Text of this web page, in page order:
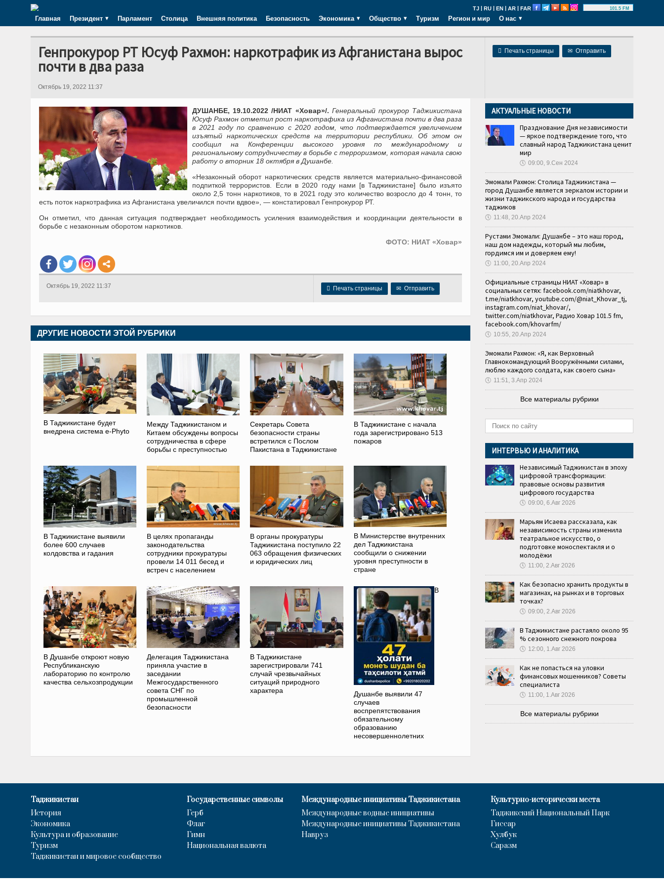
TJ | RU | EN | AR | FAR 101.5 FM
Главная Президент Парламент Столица Внешняя политика Безопасность Экономика Общество Туризм Регион и мир О нас
 Печать страницы ✉ Отправить
Генпрокурор РТ Юсуф Рахмон: наркотрафик из Афганистана вырос
почти в два раза
Октябрь 19, 2022 11:37
ДУШАНБЕ, 19.10.2022 /НИАТ «Ховар»/. Генеральный прокурор Таджикистана
Юсуф Рахмон отметил рост наркотрафика из Афганистана почти в два раза
в 2021 году по сравнению с 2020 годом, что подтверждается увеличением
изъятый наркотических средств на территории республики. Об этом он
сообщил на Конференции высокого уровня по международному и
региональному сотрудничеству в борьбе с терроризмом, которая начала свою
работу о вторник 18 октября в Душанбе.
«Незаконный оборот наркотических средств является материально-финансовой
подпиткой террористов. Если в 2020 году нами [в Таджикистане] было изъято
около 2,5 тонн наркотиков, то в 2021 году это количество возросло до 4 тонн, то
есть поток наркотрафика из Афганистана увеличился почти вдвое», — констатировал Генпрокурор РТ.
Он отметил, что данная ситуация подтверждает необходимость усиления взаимодействия и координации деятельности в
борьбе с незаконным оборотом наркотиков.
ФОТО: НИАТ «Ховар»
 Печать страницы ✉ Отправить
Октябрь 19, 2022 11:37
ДРУГИЕ НОВОСТИ ЭТОЙ РУБРИКИ
В Таджикистане будет
внедрена система e-Phyto
Между Таджикистаном и
Китаем обсуждены вопросы
сотрудничества в сфере
борьбы с преступностью
Секретарь Совета
безопасности страны
встретился с Послом
Пакистана в Таджикистане
В Таджикистане с начала
года зарегистрировано 513
пожаров
В Таджикистане выявили
более 600 случаев
колдовства и гадания
В целях пропаганды
законодательства
сотрудники прокуратуры
провели 14 011 бесед и
встреч с населением
В органы прокуратуры
Таджикистана поступило 22
063 обращения физических
и юридических лиц
В Министерстве внутренних
дел Таджикистана
сообщили о снижении
уровня преступности в
стране
В Душанбе откроют новую
Республиканскую
лабораторию по контролю
качества сельхозпродукции
Делегация Таджикистана
приняла участие в
заседании
Межгосударственного
совета СНГ по
промышленной
безопасности
В Таджикистане
зарегистрировали 741
случай чрезвычайных
ситуаций природного
характера
В
Душанбе выявили 47
случаев
воспрепятствования
обязательному
образованию
несовершеннолетних
АКТУАЛЬНЫЕ НОВОСТИ
Празднование Дня независимости
— яркое подтверждение того, что
славный народ Таджикистана ценит
мир
🕔 09:00, 9.Сен 2024
Эмомали Рахмон: Столица Таджикистана —
город Душанбе является зеркалом истории и
жизни таджикского народа и государства
таджиков
🕔 11:48, 20.Апр 2024
Рустами Эмомали: Душанбе – это наш город,
наш дом надежды, который мы любим,
гордимся им и доверяем ему!
🕔 11:00, 20.Апр 2024
Официальные страницы НИАТ «Ховар» в
социальных сетях: facebook.com/niatkhovar,
t.me/niatkhovar, youtube.com/@niat_Khovar_tj,
instagram.com/niat_khovar/,
twitter.com/niatkhovar, Радио Ховар 101.5 fm,
facebook.com/khovarfm/
🕔 10:55, 20.Апр 2024
Эмомали Рахмон: «Я, как Верховный
Главнокомандующий Вооружёнными силами,
люблю каждого солдата, как своего сына»
🕔 11:51, 3.Апр 2024
Все материалы рубрики
ИНТЕРВЬЮ И АНАЛИТИКА
Независимый Таджикистан в эпоху
цифровой трансформации:
правовые основы развития
цифрового государства
🕔 09:00, 6.Авг 2026
Марьям Исаева рассказала, как
независимость страны изменила
театральное искусство, о
подготовке моноспектакля и о
молодёжи
🕔 11:00, 2.Авг 2026
Как безопасно хранить продукты в
магазинах, на рынках и в торговых
точках?
🕔 09:00, 2.Авг 2026
В Таджикистане растаяло около 95
% сезонного снежного покрова
🕔 12:00, 1.Авг 2026
Как не попасться на уловки
финансовых мошенников? Советы
специалиста
🕔 11:00, 1.Авг 2026
Все материалы рубрики
Таджикистан
История
Экономика
Культура и образование
Туризм
Таджикистан и мировое сообщество
Государственные символы
Герб
Флаг
Гимн
Национальная валюта
Международные инициативы Таджикистана
Международные водные инициативы
Международные инициативы Таджикистана
Навруз
Культурно-исторически места
Таджикский Национальный Парк
Гиссар
Хулбук
Саразм